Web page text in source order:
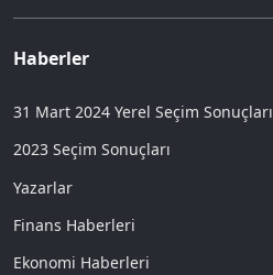
Haberler
31 Mart 2024 Yerel Seçim Sonuçları
2023 Seçim Sonuçları
Yazarlar
Finans Haberleri
Ekonomi Haberleri